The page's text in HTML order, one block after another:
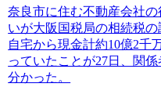
奈良市に住む不動産会社
いが大阪国税局の相続税の
自宅から現金計約10億2千
っていたことが27日、関
分かった。